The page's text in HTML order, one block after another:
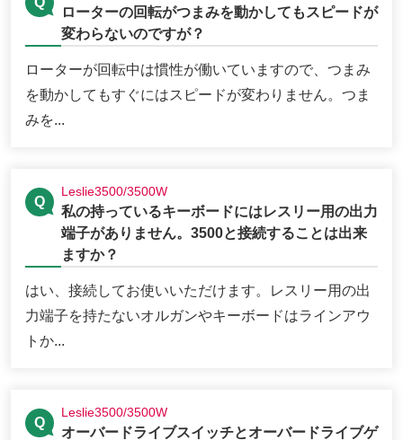
ローターの回転がつまみを動かしてもスピードが
変わらないのですが？
ローターが回転中は慣性が働いていますので、つまみ
を動かしてもすぐにはスピードが変わりません。つま
みを...
Leslie3500/3500W
私の持っているキーボードにはレスリー用の出力
端子がありません。3500と接続することは出来
ますか？
はい、接続してお使いいただけます。レスリー用の出
力端子を持たないオルガンやキーボードはラインアウ
トか...
Leslie3500/3500W
オーバードライブスイッチとオーバードライブゲ